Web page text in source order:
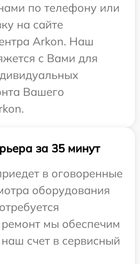
по телефону или
на сайте
Arkon. Наш
с Вами для
Вашего
за 35 минут
в оговоренные
оборудования
мы обеспечим
счет в сервисный